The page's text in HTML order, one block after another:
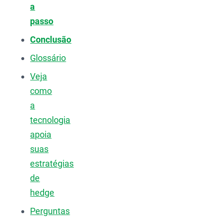
a
passo
Conclusão
Glossário
Veja
como
a
tecnologia
apoia
suas
estratégias
de
hedge
Perguntas